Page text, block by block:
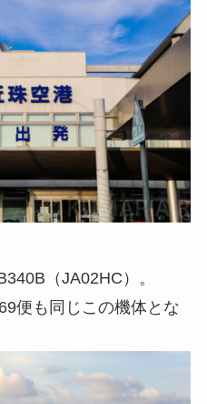
（JA02HC）。
便も同じこの機体とな